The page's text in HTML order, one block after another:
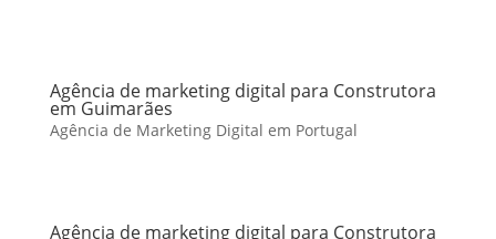
Agência de marketing digital para Construtora
em Guimarães
Agência de Marketing Digital em Portugal
Agência de marketing digital para Construtora